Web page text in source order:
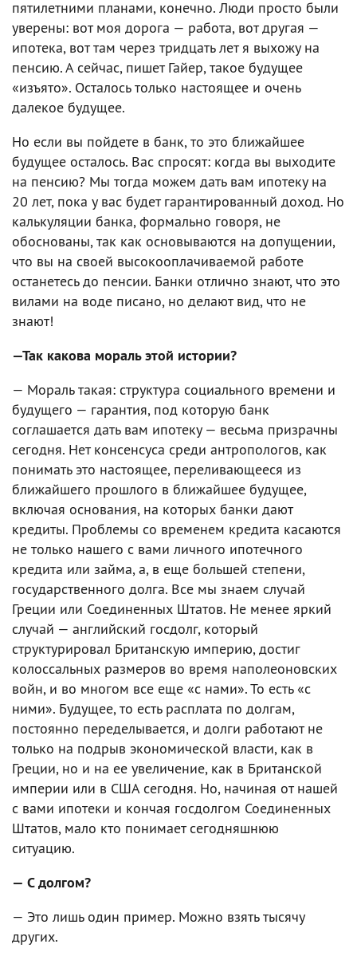
пятилетними планами, конечно. Люди просто были
уверены: вот моя дорога — работа, вот другая —
ипотека, вот там через тридцать лет я выхожу на
пенсию. А сейчас, пишет Гайер, такое будущее
«изъято». Осталось только настоящее и очень
далекое будущее.
Но если вы пойдете в банк, то это ближайшее
будущее осталось. Вас спросят: когда вы выходите
на пенсию? Мы тогда можем дать вам ипотеку на
20 лет, пока у вас будет гарантированный доход. Но
калькуляции банка, формально говоря, не
обоснованы, так как основываются на допущении,
что вы на своей высокооплачиваемой работе
останетесь до пенсии. Банки отлично знают, что это
вилами на воде писано, но делают вид, что не
знают!
—Так какова мораль этой истории?
— Мораль такая: структура социального времени и
будущего — гарантия, под которую банк
соглашается дать вам ипотеку — весьма призрачны
сегодня. Нет консенсуса среди антропологов, как
понимать это настоящее, переливающееся из
ближайшего прошлого в ближайшее будущее,
включая основания, на которых банки дают
кредиты. Проблемы со временем кредита касаются
не только нашего с вами личного ипотечного
кредита или займа, а, в еще большей степени,
государственного долга. Все мы знаем случай
Греции или Соединенных Штатов. Не менее яркий
случай — английский госдолг, который
структурировал Британскую империю, достиг
колоссальных размеров во время наполеоновских
войн, и во многом все еще «с нами». То есть «с
ними». Будущее, то есть расплата по долгам,
постоянно переделывается, и долги работают не
только на подрыв экономической власти, как в
Греции, но и на ее увеличение, как в Британской
империи или в США сегодня. Но, начиная от нашей
с вами ипотеки и кончая госдолгом Соединенных
Штатов, мало кто понимает сегодняшнюю
ситуацию.
— С долгом?
— Это лишь один пример. Можно взять тысячу
других.